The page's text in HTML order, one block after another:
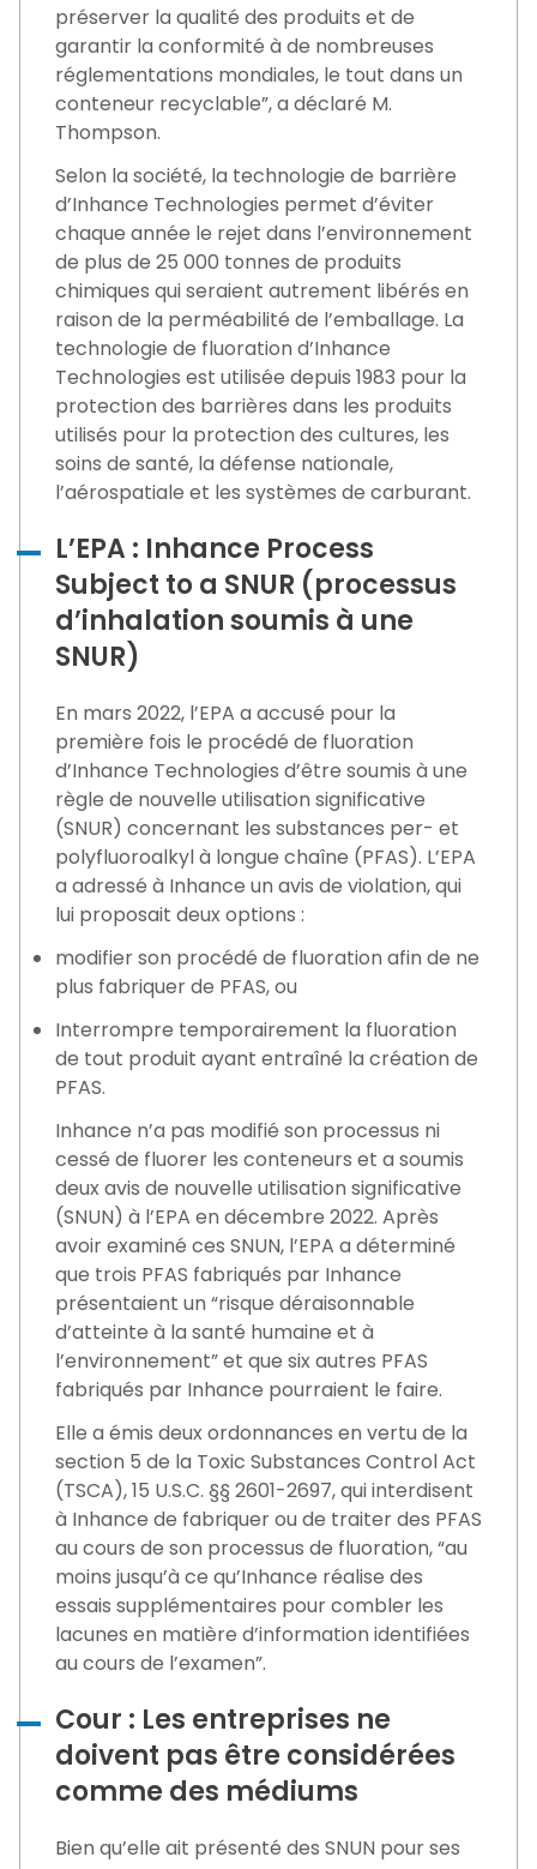
préserver la qualité des produits et de
garantir la conformité à de nombreuses
réglementations mondiales, le tout dans un
conteneur recyclable”, a déclaré M.
Thompson.
Selon la société, la technologie de barrière
d’Inhance Technologies permet d’éviter
chaque année le rejet dans l’environnement
de plus de 25 000 tonnes de produits
chimiques qui seraient autrement libérés en
raison de la perméabilité de l’emballage. La
technologie de fluoration d’Inhance
Technologies est utilisée depuis 1983 pour la
protection des barrières dans les produits
utilisés pour la protection des cultures, les
soins de santé, la défense nationale,
l’aérospatiale et les systèmes de carburant.
L’EPA : Inhance Process
Subject to a SNUR (processus
d’inhalation soumis à une
SNUR)
En mars 2022, l’EPA a accusé pour la
première fois le procédé de fluoration
d’Inhance Technologies d’être soumis à une
règle de nouvelle utilisation significative
(SNUR) concernant les substances per- et
polyfluoroalkyl à longue chaîne (PFAS). L’EPA
a adressé à Inhance un avis de violation, qui
lui proposait deux options :
modifier son procédé de fluoration afin de ne
plus fabriquer de PFAS, ou
Interrompre temporairement la fluoration
de tout produit ayant entraîné la création de
PFAS.
Inhance n’a pas modifié son processus ni
cessé de fluorer les conteneurs et a soumis
deux avis de nouvelle utilisation significative
(SNUN) à l’EPA en décembre 2022. Après
avoir examiné ces SNUN, l’EPA a déterminé
que trois PFAS fabriqués par Inhance
présentaient un “risque déraisonnable
d’atteinte à la santé humaine et à
l’environnement” et que six autres PFAS
fabriqués par Inhance pourraient le faire.
Elle a émis deux ordonnances en vertu de la
section 5 de la Toxic Substances Control Act
(TSCA), 15 U.S.C. §§ 2601-2697, qui interdisent
à Inhance de fabriquer ou de traiter des PFAS
au cours de son processus de fluoration, “au
moins jusqu’à ce qu’Inhance réalise des
essais supplémentaires pour combler les
lacunes en matière d’information identifiées
au cours de l’examen”.
Cour : Les entreprises ne
doivent pas être considérées
comme des médiums
Bien qu’elle ait présenté des SNUN pour ses